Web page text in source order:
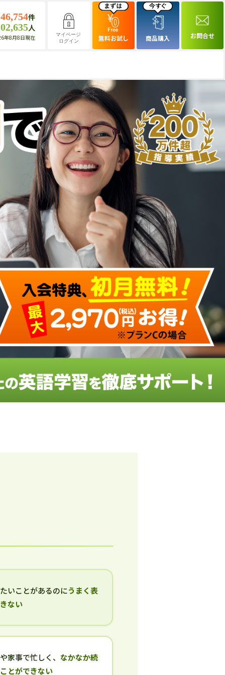
件
人
年8月8日現在
マイページ
ログイン
無料お試し 商品購入 お問合せ
いことがあるのにうまく表
ない
家事で忙しく、なかなか続
とができない